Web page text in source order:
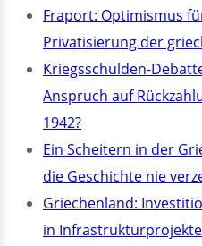
Fraport: Optimismus
Privatisierung der
Kriegsschulden-
Anspruch auf
1942?
Ein Scheitern in der
die Geschichte nie
Griechenland:
in